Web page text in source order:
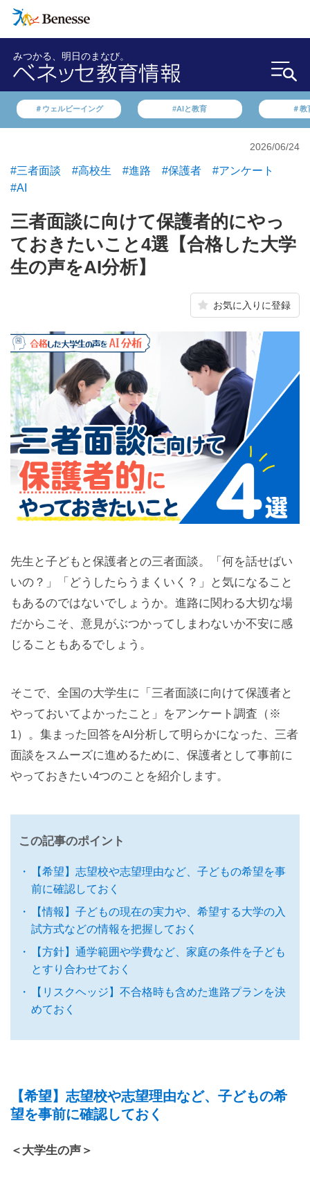
みつかる、明日のまなび。
＃ウェルビーイング #AIと教育 ＃教
2026/06/24
#三者面談 #高校生 #進路 #保護者
#アンケート
#AI
三者面談に向けて保護者的にやっ
ておきたいこと4選【合格した大学
生の声をAI分析】
お気に入りに登録
先生と子どもと保護者との三者面談。「何を話せばい
いの？」「どうしたらうまくいく？」と気になること
もあるのではないでしょうか。進路に関わる大切な場
だからこそ、意見がぶつかってしまわないか不安に感
じることもあるでしょう。
そこで、全国の大学生に「三者面談に向けて保護者と
やっておいてよかったこと」をアンケート調査（※
1）。集まった回答をAI分析して明らかになった、三者
面談をスムーズに進めるために、保護者として事前に
やっておきたい4つのことを紹介します。
この記事のポイント
【希望】志望校や志望理由など、子どもの希望を事
前に確認しておく
【情報】子どもの現在の実力や、希望する大学の入
試方式などの情報を把握しておく
【方針】通学範囲や学費など、家庭の条件を子ども
とすり合わせておく
【リスクヘッジ】不合格時も含めた進路プランを決
めておく
【希望】志望校や志望理由など、子どもの希
望を事前に確認しておく
＜大学生の声＞